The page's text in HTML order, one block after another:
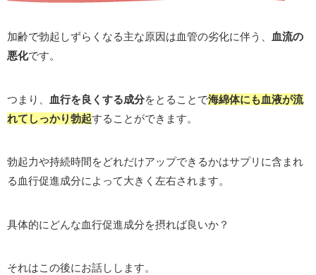
加齢で勃起しずらくなる主な原因は血管の劣化に伴う、
血流の
悪化です。
つまり、 血行を良くする成分をとることで海綿体にも血液が流
れてしっかり勃起することができます。
勃起力や持続時間をどれだけアップできるかはサプリに含まれ
る血行促進成分によって大きく左右されます。
具体的にどんな血行促進成分を摂れば良いか？
それはこの後にお話しします。